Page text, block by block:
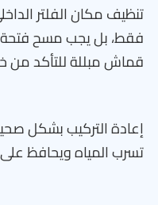
تنظيف مكان الفلتر
فقط، بل يجب مسح فتحة
قماش مبللة للتأكد من
إعادة التركيب بشكل
تسرب المياه ويحافظ